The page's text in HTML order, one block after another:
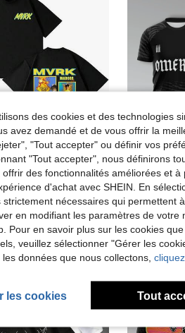
NEW T-shirts Rapper Mvrk Portate Bien Album Tour 2026 pour hommes et femmes, style hip-hop punk, t-shirts d'été vintage amples et tendance, streetwear.
#2 BEST-
Dès7,85€
des cookies et des technologies
avez demandé et de vous offrir la
"Tout accepter" ou définir vos
"Tout accepter", nous définirons
offrir des fonctionnalités améliorées et
d'achat avec SHEIN. En
strictement nécessaires qui permettent
en modifiant les paramètres de
Pour en savoir plus sur les cookies
veuillez sélectionner "Gérer les
données que nous collectons,
les cookies Tout